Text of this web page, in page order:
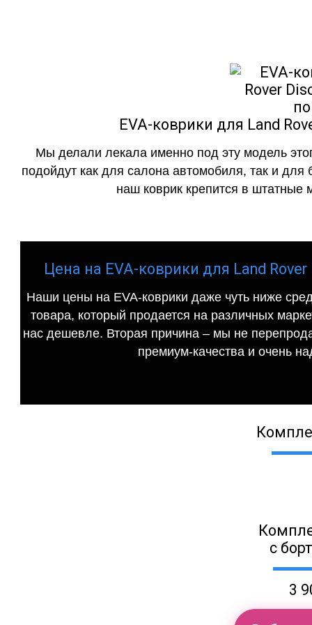
EVA-коврики для Land
Мы делали лекала именно под эту модель
подойдут как для салона автомобиля, так и для
наш коврик крепится в штатные
Цена на EVA-коврики для Land
Наши цены на EVA-коврики даже чуть ниже
товара, который продается на различных
нас дешевле. Вторая причина – мы не
премиум-качества и очень
с
3